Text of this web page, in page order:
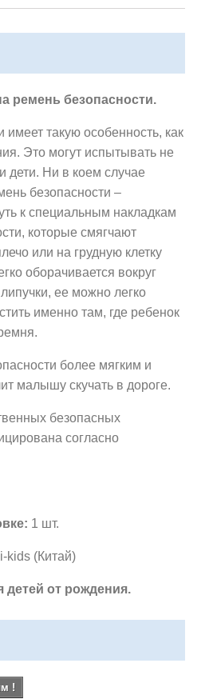
ремень безопасности.
имеет такую особенность, как
Это могут испытывать не
дети. Ни в коем случае
безопасности –
к специальным накладкам
которые смягчают
или на грудную клетку
оборачивается вокруг
ее можно легко
именно там, где ребенок
более мягким и
малышу скучать в дороге.
безопасных
согласно
1 шт.
kids (Китай)
детей от рождения.
!